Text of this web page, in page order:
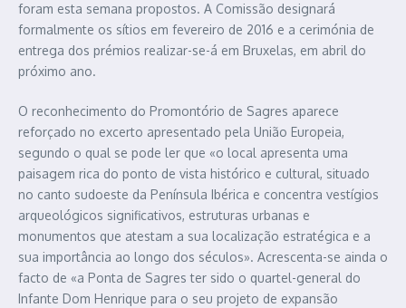
foram esta semana propostos. A Comissão designará
formalmente os sítios em fevereiro de 2016 e a cerimónia de
entrega dos prémios realizar-se-á em Bruxelas, em abril do
próximo ano.
O reconhecimento do Promontório de Sagres aparece
reforçado no excerto apresentado pela União Europeia,
segundo o qual se pode ler que «o local apresenta uma
paisagem rica do ponto de vista histórico e cultural, situado
no canto sudoeste da Península Ibérica e concentra vestígios
arqueológicos significativos, estruturas urbanas e
monumentos que atestam a sua localização estratégica e a
sua importância ao longo dos séculos». Acrescenta-se ainda o
facto de «a Ponta de Sagres ter sido o quartel-general do
Infante Dom Henrique para o seu projeto de expansão